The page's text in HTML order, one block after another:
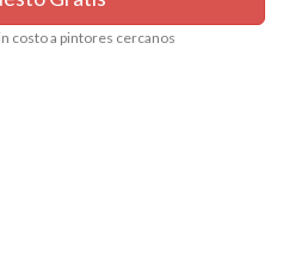
costo a pintores cercanos